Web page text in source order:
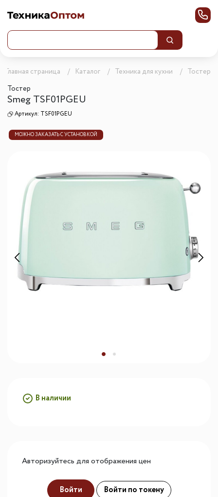
Главная страница Каталог Техника для кухни
Тостеры
Тостер
Smeg TSF01PGEU
Артикул: TSF01PGEU
МОЖНО ЗАКАЗАТЬ С УСТАНОВКОЙ
В наличии
Авторизуйтесь для отображения цен
Войти Войти по токену